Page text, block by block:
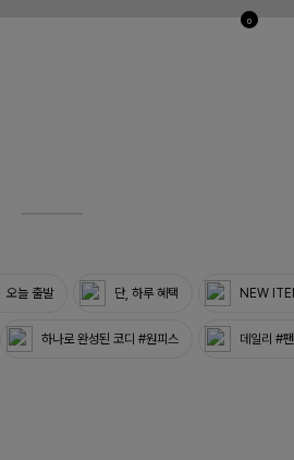
0
오늘 출발 단, 하루 혜택 NEW
하나로 완성된 코디 #원피스 데일리 #